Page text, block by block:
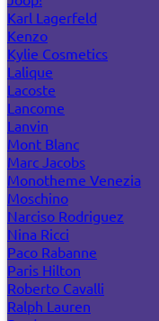
Karl Lagerfeld
Kenzo
Kylie Cosmetics
Lalique
Lacoste
Lancome
Lanvin
Mont Blanc
Marc Jacobs
Monotheme Venezia
Moschino
Narciso Rodriguez
Nina Ricci
Paco Rabanne
Paris Hilton
Roberto Cavalli
Ralph Lauren